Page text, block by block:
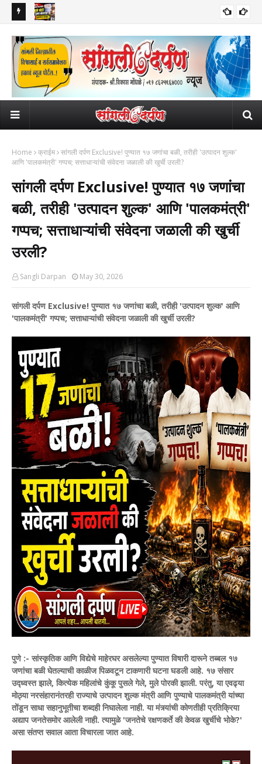
6 विद्यार्थी आणणार जेरीस...
Home क्राईम सांगली दर्पण Exclusive! पुण्यात १७ जणांचा बळी, तरीही 'उत्पादन शुल्क'
आणि 'पालकमंत्री' गप्पच; सत्ताधाऱ्यांची संवेदना जळाली की खुर्ची उरली?
सांगली दर्पण Exclusive! पुण्यात १७ जणांचा
बळी, तरीही 'उत्पादन शुल्क' आणि 'पालकमंत्री'
गप्पच; सत्ताधाऱ्यांची संवेदना जळाली की खुर्ची
उरली?
Sangli Darpan May 30, 2026
सांगली दर्पण Exclusive! पुण्यात १७ जणांचा बळी, तरीही 'उत्पादन शुल्क' आणि
'पालकमंत्री' गप्पच; सत्ताधाऱ्यांची संवेदना जळाली की खुर्ची उरली?
पुणे :- सांस्कृतिक आणि विद्येचे माहेरघर असलेल्या पुण्यात विषारी दारूने तब्बल १७
जणांचा बळी घेतल्याची काळीज पिळवटून टाकणारी घटना घडली आहे. १७ संसार
उद्ध्वस्त झाले, कित्येक महिलांचे कुंकू पुसले गेले, मुले पोरकी झाली. परंतु, या एवढ्या
मोठ्या नरसंहारानंतरही राज्याचे उत्पादन शुल्क मंत्री आणि पुण्याचे पालकमंत्री यांच्या
तोंडून साधा सहानुभूतीचा शब्दही निघालेला नाही. या मंत्र्यांची कोणतीही प्रतिक्रिया
अद्याप जनतेसमोर आलेली नाही. त्यामुळे 'जनतेचे रक्षणकर्ते की केवळ खुर्चीचे भोके?'
असा संतप्त सवाल आता विचारला जात आहे.